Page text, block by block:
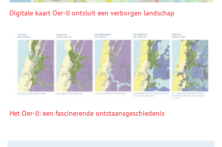
Digitale kaart Oer-IJ ontsluit een verborgen landschap
Het Oer-IJ: een fascinerende ontstaansgeschiedenis